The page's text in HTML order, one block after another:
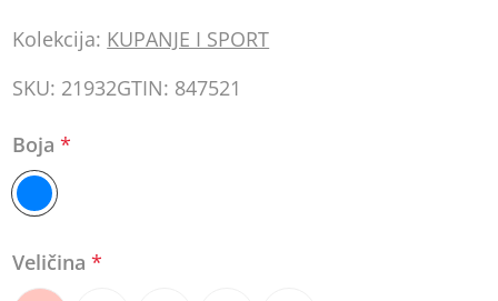
Kolekcija: KUPANJE I SPORT
SKU: 21932GTIN: 847521
Boja*
Veličina*